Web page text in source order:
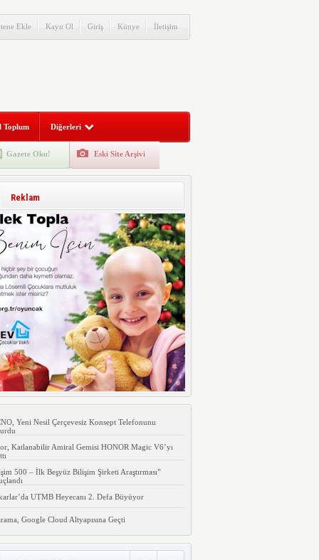
Ekle Kayıt Ol Giriş Künye İletişim
Toplum Diğerleri
Gazete Oku! Eski Site Arşivi
Reklam
Yeni Nesil Çerçevesiz Konsept Telefonunu
Katlanabilir Amiral Gemisi HONOR Magic V6’yı
500 – İlk Beşyüz Bilişim Şirketi Araştırması”
UTMB Heyecanı 2. Defa Büyüyor
Google Cloud Altyapısına Geçti